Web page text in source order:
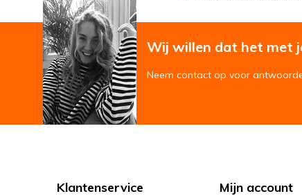
Wij willen dat het met
Neem contact op voor
Klantenservice Mijn account